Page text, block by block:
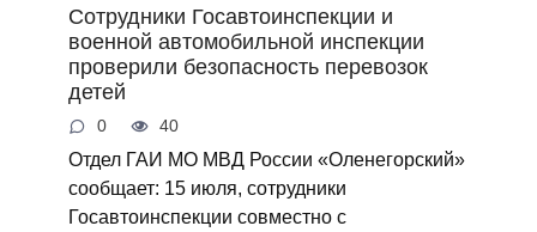
Сотрудники Госавтоинспекции и
военной автомобильной инспекции
проверили безопасность перевозок
детей
0 40
Отдел ГАИ МО МВД России «Оленегорский»
сообщает: 15 июля, сотрудники
Госавтоинспекции совместно с